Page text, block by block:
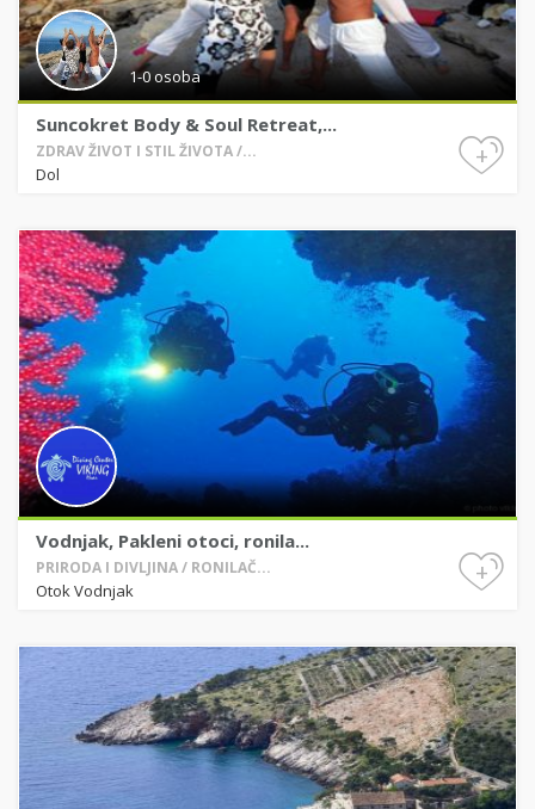
1-0 osoba
Suncokret Body & Soul Retreat,...
ZDRAV ŽIVOT I STIL ŽIVOTA /...
Dol
+
Vodnjak, Pakleni otoci, ronila...
PRIRODA I DIVLJINA / RONILAČ...
Otok Vodnjak
+